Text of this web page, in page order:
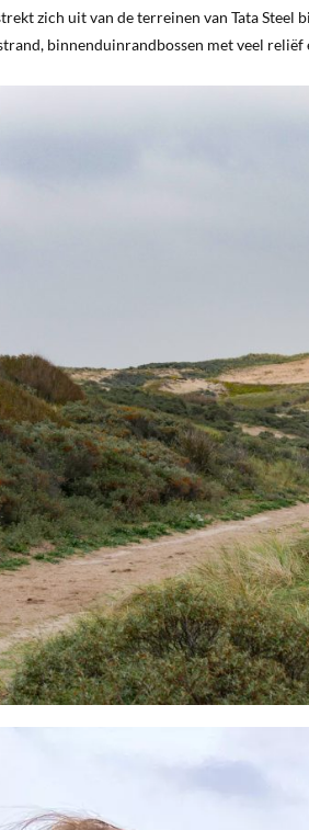
zich uit van de terreinen van Tata
binnenduinrandbossen met veel